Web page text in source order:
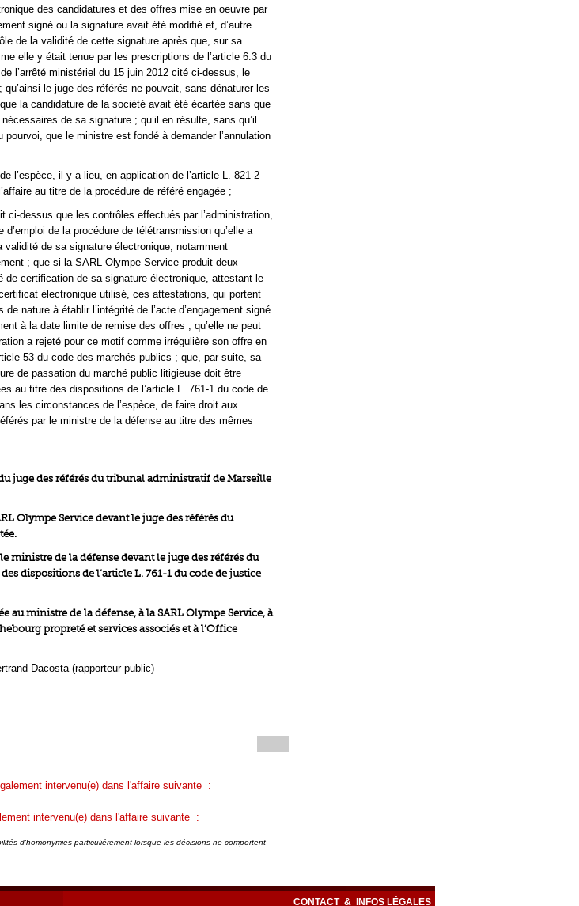
des candidatures et des offres mise en oeuvre par
signé ou la signature avait été modifié et, d’autre
de la validité de cette signature après que, sur sa
elle y était tenue par les prescriptions de l’article 6.3 du
l’arrêté ministériel du 15 juin 2012 cité ci-dessus, le
le juge des référés ne pouvait, sans dénaturer les
la candidature de la société avait été écartée sans que
de sa signature ; qu’il en résulte, sans qu’il
que le ministre est fondé à demander l’annulation
l’espèce, il y a lieu, en application de l’article L. 821-2
au titre de la procédure de référé engagée ;
ci-dessus que les contrôles effectués par l’administration,
de la procédure de télétransmission qu’elle a
validité de sa signature électronique, notamment
; que si la SARL Olympe Service produit deux
de certification de sa signature électronique, attestant le
électronique utilisé, ces attestations, qui portent
nature à établir l’intégrité de l’acte d’engagement signé
à la date limite de remise des offres ; qu’elle ne peut
a rejeté pour ce motif comme irrégulière son offre en
53 du code des marchés publics ; que, par suite, sa
de passation du marché public litigieuse doit être
au titre des dispositions de l’article L. 761-1 du code de
les circonstances de l’espèce, de faire droit aux
par le ministre de la défense au titre des mêmes
juge des référés du tribunal administratif de Marseille
Olympe Service devant le juge des référés du
ministre de la défense devant le juge des référés du
dispositions de l’article L. 761-1 du code de justice
au ministre de la défense, à la SARL Olympe Service, à
propreté et services associés et à l’Office
Dacosta (rapporteur public)
intervenu(e) dans l'affaire suivante :
intervenu(e) dans l'affaire suivante :
d'homonymies particuliérement lorsque les décisions ne comportent
CONTACT & INFOS LÉGALES